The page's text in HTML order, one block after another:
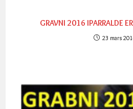
GRAVNI 2016 IPARRALDE
23 mars